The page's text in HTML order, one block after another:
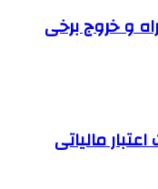
و خروج برخی
مالیاتی